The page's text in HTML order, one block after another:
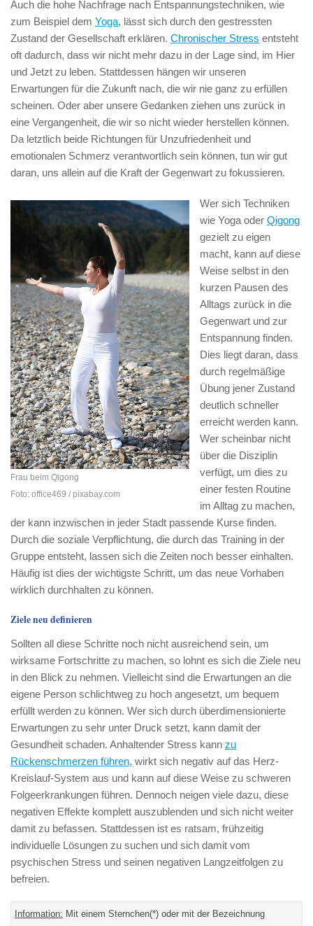
Auch die hohe Nachfrage nach Entspannungstechniken, wie
zum Beispiel dem Yoga, lässt sich durch den gestressten
Zustand der Gesellschaft erklären. Chronischer Stress entsteht
oft dadurch, dass wir nicht mehr dazu in der Lage sind, im Hier
und Jetzt zu leben. Stattdessen hängen wir unseren
Erwartungen für die Zukunft nach, die wir nie ganz zu erfüllen
scheinen. Oder aber unsere Gedanken ziehen uns zurück in
eine Vergangenheit, die wir so nicht wieder herstellen können.
Da letztlich beide Richtungen für Unzufriedenheit und
emotionalen Schmerz verantwortlich sein können, tun wir gut
daran, uns allein auf die Kraft der Gegenwart zu fokussieren.
Frau beim Qigong
Foto: office469 / pixabay.com
Wer sich Techniken
wie Yoga oder Qigong
gezielt zu eigen
macht, kann auf diese
Weise selbst in den
kurzen Pausen des
Alltags zurück in die
Gegenwart und zur
Entspannung finden.
Dies liegt daran, dass
durch regelmäßige
Übung jener Zustand
deutlich schneller
erreicht werden kann.
Wer scheinbar nicht
über die Disziplin
verfügt, um dies zu
einer festen Routine
im Alltag zu machen,
der kann inzwischen in jeder Stadt passende Kurse finden.
Durch die soziale Verpflichtung, die durch das Training in der
Gruppe entsteht, lassen sich die Zeiten noch besser einhalten.
Häufig ist dies der wichtigste Schritt, um das neue Vorhaben
wirklich durchhalten zu können.
Ziele neu definieren
Sollten all diese Schritte noch nicht ausreichend sein, um
wirksame Fortschritte zu machen, so lohnt es sich die Ziele neu
in den Blick zu nehmen. Vielleicht sind die Erwartungen an die
eigene Person schlichtweg zu hoch angesetzt, um bequem
erfüllt werden zu können. Wer sich durch überdimensionierte
Erwartungen zu sehr unter Druck setzt, kann damit der
Gesundheit schaden. Anhaltender Stress kann zu
Rückenschmerzen führen, wirkt sich negativ auf das Herz-
Kreislauf-System aus und kann auf diese Weise zu schweren
Folgeerkrankungen führen. Dennoch neigen viele dazu, diese
negativen Effekte komplett auszublenden und sich nicht weiter
damit zu befassen. Stattdessen ist es ratsam, frühzeitig
individuelle Lösungen zu suchen und sich damit vom
psychischen Stress und seinen negativen Langzeitfolgen zu
befreien.
Information: Mit einem Sternchen(*) oder mit der Bezeichnung